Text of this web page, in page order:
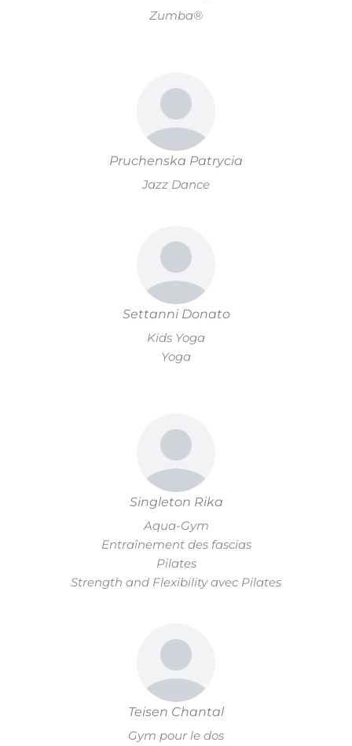
Zumba®
Pruchenska Patrycia
Jazz Dance
Settanni Donato
Kids Yoga
Yoga
Singleton Rika
Aqua-Gym
Entraînement des fascias
Pilates
Strength and Flexibility avec Pilates
Teisen Chantal
Gym pour le dos